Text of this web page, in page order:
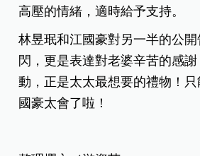
高壓的情緒，適時給予支持。
林昱珉和江國豪對另一半的公
閃，更是表達對老婆辛苦的感
動，正是太太最想要的禮物！
國豪太會了啦！